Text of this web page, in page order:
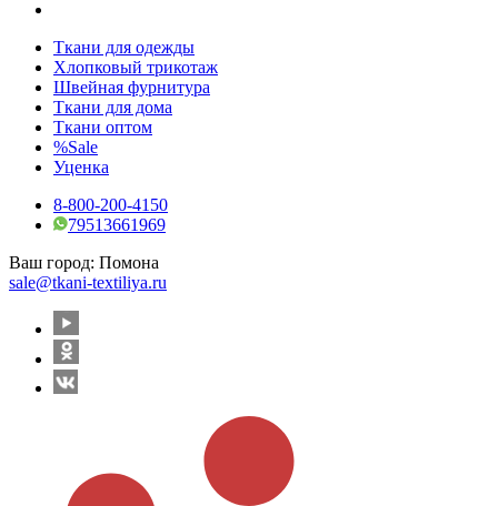
Ткани для одежды
Хлопковый трикотаж
Швейная фурнитура
Ткани для дома
Ткани оптом
%Sale
Уценка
8-800-200-4150
79513661969
Ваш город: Помона
sale@tkani-textiliya.ru